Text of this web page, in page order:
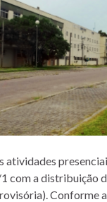
atividades
com a distribuição
Conforme